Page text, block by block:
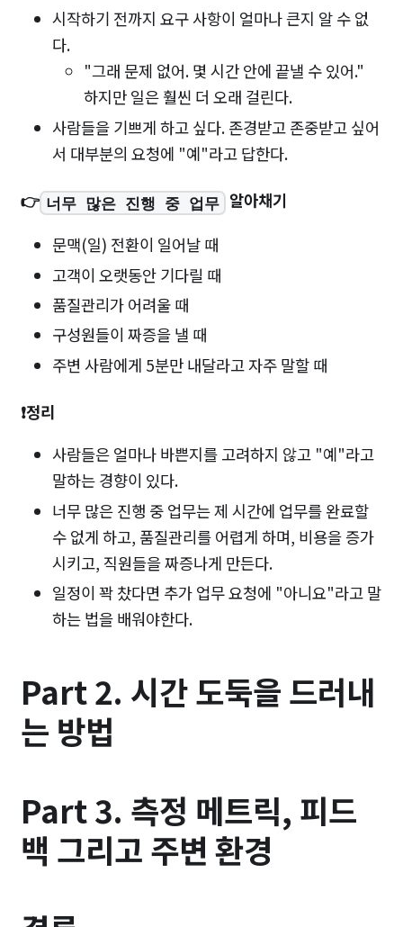
시작하기 전까지 요구 사항이 얼마나 큰지 알 수 없
다.
"그래 문제 없어. 몇 시간 안에 끝낼 수 있어."
하지만 일은 훨씬 더 오래 걸린다.
사람들을 기쁘게 하고 싶다. 존경받고 존중받고 싶어
서 대부분의 요청에 "예"라고 답한다.
👉 너무 많은 진행 중 업무 알아채기
문맥(일) 전환이 일어날 때
고객이 오랫동안 기다릴 때
품질관리가 어려울 때
구성원들이 짜증을 낼 때
주변 사람에게 5분만 내달라고 자주 말할 때
❗️정리
사람들은 얼마나 바쁜지를 고려하지 않고 "예"라고
말하는 경향이 있다.
너무 많은 진행 중 업무는 제 시간에 업무를 완료할
수 없게 하고, 품질관리를 어렵게 하며, 비용을 증가
시키고, 직원들을 짜증나게 만든다.
일정이 꽉 찼다면 추가 업무 요청에 "아니요"라고 말
하는 법을 배워야한다.
Part 2. 시간 도둑을 드러내
는 방법
Part 3. 측정 메트릭, 피드
백 그리고 주변 환경